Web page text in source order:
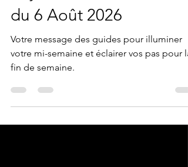
Voyance de mi-semaine
du 6 Août 2026
Votre message des guides pour illuminer
votre mi-semaine et éclairer vos pas pour la
fin de semaine.